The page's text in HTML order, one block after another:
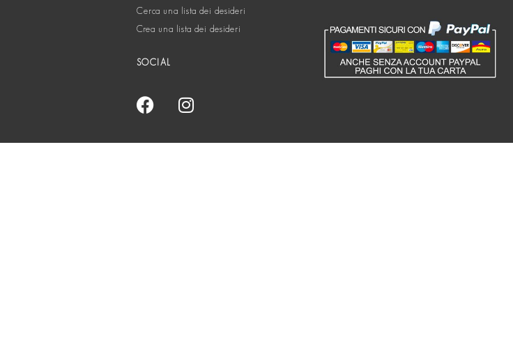
Cerca una lista dei desideri
Crea una lista dei desideri
SOCIAL